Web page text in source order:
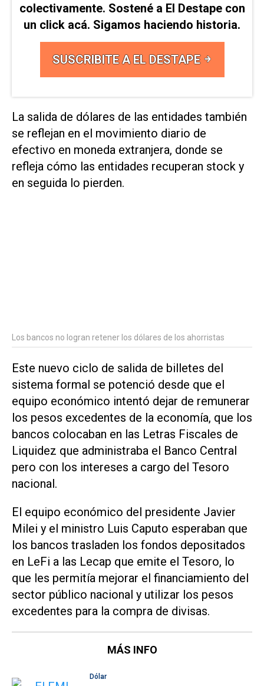
colectivamente. Sostené a El Destape con
un click acá. Sigamos haciendo historia.
SUSCRIBITE A EL DESTAPE
La salida de dólares de las entidades también
se reflejan en el movimiento diario de
efectivo en moneda extranjera, donde se
refleja cómo las entidades recuperan stock y
en seguida lo pierden.
Los bancos no logran retener los dólares de los ahorristas
Este nuevo ciclo de salida de billetes del
sistema formal se potenció desde que el
equipo económico intentó dejar de remunerar
los pesos excedentes de la economía, que los
bancos colocaban en las Letras Fiscales de
Liquidez que administraba el Banco Central
pero con los intereses a cargo del Tesoro
nacional.
El equipo económico del presidente Javier
Milei y el ministro Luis Caputo esperaban que
los bancos trasladen los fondos depositados
en LeFi a las Lecap que emite el Tesoro, lo
que les permitía mejorar el financiamiento del
sector público nacional y utilizar los pesos
excedentes para la compra de divisas.
MÁS INFO
Dólar